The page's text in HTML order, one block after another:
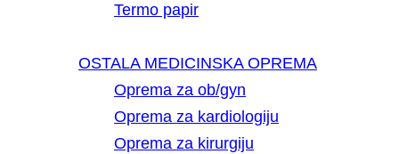
Termo papir
OSTALA MEDICINSKA OPREMA
Oprema za ob/gyn
Oprema za kardiologiju
Oprema za kirurgiju